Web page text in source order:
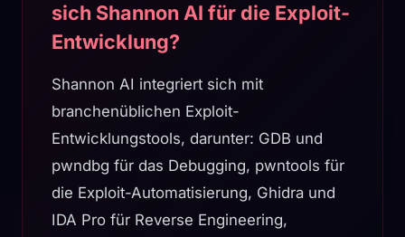
sich Shannon AI für die Exploit-
Entwicklung?
Shannon AI integriert sich mit
branchenüblichen Exploit-
Entwicklungstools, darunter: GDB und
pwndbg für das Debugging, pwntools für
die Exploit-Automatisierung, Ghidra und
IDA Pro für Reverse Engineering,